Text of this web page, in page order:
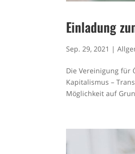
Einladung
Sep. 29, 2021 |
Die Vereinigung für
Kapitalismus –
Möglichkeit auf